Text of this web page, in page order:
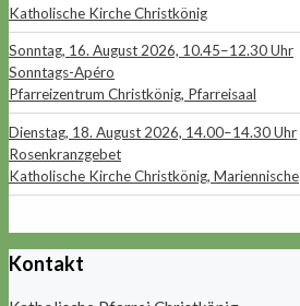
Katholische Kirche Christkönig
Sonntag, 16. August 2026, 10.45–12.30 Uhr
Sonntags-Apéro
Pfarreizentrum Christkönig, Pfarreisaal
Dienstag, 18. August 2026, 14.00–14.30 Uhr
Rosenkranzgebet
Katholische Kirche Christkönig, Mariennische
Kontakt